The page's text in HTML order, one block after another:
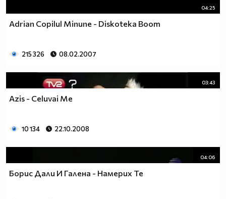
04:25
Adrian Copilul Minune - Diskoteka Boom
215 326 08.02.2007
03:43
Azis - Celuvai Me
10 134 22.10.2008
04:06
Борис Дали И Галена - Намерих Те